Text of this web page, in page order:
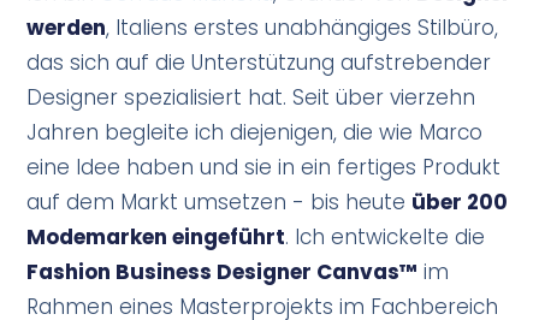
werden, Italiens erstes unabhängiges Stilbüro,
das sich auf die Unterstützung aufstrebender
Designer spezialisiert hat. Seit über vierzehn
Jahren begleite ich diejenigen, die wie Marco
eine Idee haben und sie in ein fertiges Produkt
auf dem Markt umsetzen - bis heute über 200
Modemarken eingeführt. Ich entwickelte die
Fashion Business Designer Canvas™ im
Rahmen eines Masterprojekts im Fachbereich